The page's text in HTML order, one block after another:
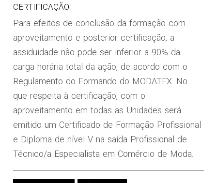
CERTIFICAÇÃO
Para efeitos de conclusão da formação com
aproveitamento e posterior certificação, a
assiduidade não pode ser inferior a 90% da
carga horária total da ação, de acordo com o
Regulamento do Formando do MODATEX. No
que respeita à certificação, com o
aproveitamento em todas as Unidades será
emitido um Certificado de Formação Profissional
e Diploma de nível V na saída Profissional de
Técnico/a Especialista em Comércio de Moda.